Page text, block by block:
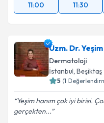
11:00
11:30
Uzm. Dr.
Dermatoloji
İstanbul, Beşiktaş
5 (1
Yeşim hanım çok iyi birisi.
gerçekten...